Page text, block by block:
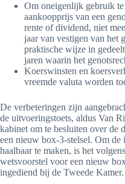
Om oneigenlijk gebruik
aankoopprijs van een
rente of dividend, niet
jaar van vestigen van het
praktische wijze in
jaren waarin het
Koerswinsten en
vreemde valuta worden
De verbeteringen zijn
de uitvoeringstoets, aldus Van
kabinet om te besluiten over de
een nieuw box-3-stelsel. Om
haalbaar te maken, is het
wetsvoorstel voor een nieuw
ingediend bij de Tweede Kamer.